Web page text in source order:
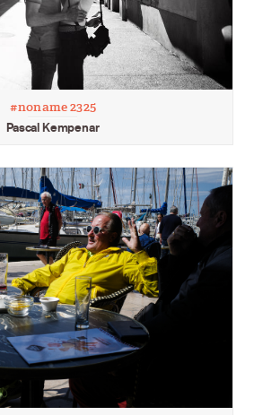
#noname 2325
Pascal Kempenar